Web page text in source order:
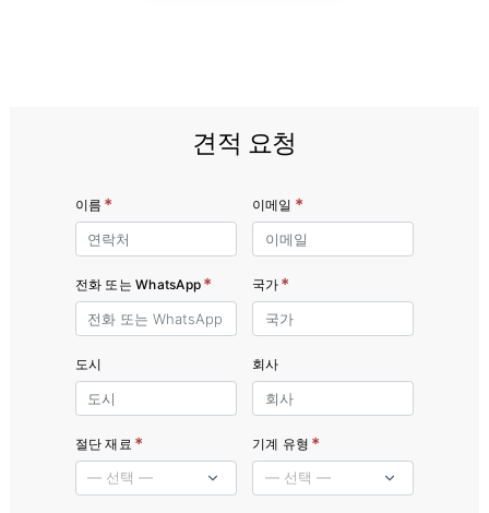
견적 요청
이름 * 이메일 *
전화 또는 WhatsApp * 국가 *
도시 회사
절단 재료 * 기계 유형 *